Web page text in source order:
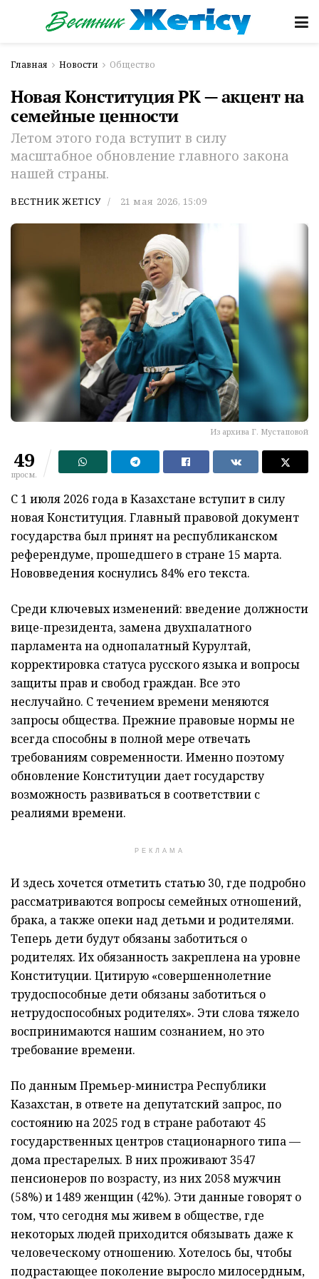
Главная Новости Общество
Новая Конституция РК — акцент на
семейные ценности
Летом этого года вступит в силу
масштабное обновление главного закона
нашей страны.
ВЕСТНИК ЖЕТІСУ 21 мая 2026, 15:09
Из архива Г. Мустаповой
49
просм.
С 1 июля 2026 года в Казахстане вступит в силу
новая Конституция. Главный правовой документ
государства был принят на республиканском
референдуме, прошедшего в стране 15 марта.
Нововведения коснулись 84% его текста.
Среди ключевых изменений: введение должности
вице-президента, замена двухпалатного
парламента на однопалатный Курултай,
корректировка статуса русского языка и вопросы
защиты прав и свобод граждан. Все это
неслучайно. С течением времени меняются
запросы общества. Прежние правовые нормы не
всегда способны в полной мере отвечать
требованиям современности. Именно поэтому
обновление Конституции дает государству
возможность развиваться в соответствии с
реалиями времени.
РЕКЛАМА
И здесь хочется отметить статью 30, где подробно
рассматриваются вопросы семейных отношений,
брака, а также опеки над детьми и родителями.
Теперь дети будут обязаны заботиться о
родителях. Их обязанность закреплена на уровне
Конституции. Цитирую «совершеннолетние
трудоспособные дети обязаны заботиться о
нетрудоспособных родителях». Эти слова тяжело
воспринимаются нашим сознанием, но это
требование времени.
По данным Премьер-министра Республики
Казахстан, в ответе на депутатский запрос, по
состоянию на 2025 год в стране работают 45
государственных центров стационарного типа —
дома престарелых. В них проживают 3547
пенсионеров по возрасту, из них 2058 мужчин
(58%) и 1489 женщин (42%). Эти данные говорят о
том, что сегодня мы живем в обществе, где
некоторых людей приходится обязывать даже к
человеческому отношению. Хотелось бы, чтобы
подрастающее поколение выросло милосердным,